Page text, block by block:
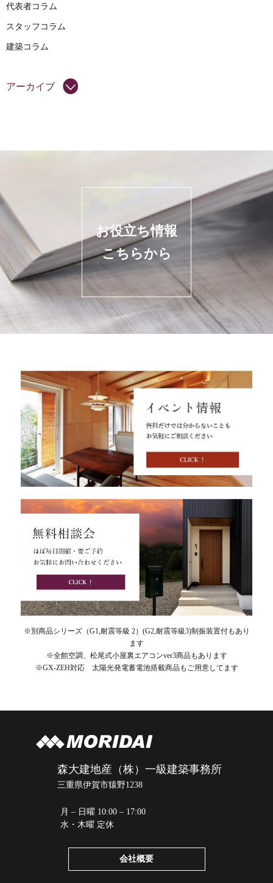
代表者コラム
スタッフコラム
建築コラム
アーカイブ
お役立ち情報
こちらから
※別商品シリーズ（G1,耐震等級 2）(G2,耐震等級3)制振装置付もあり
ます
※全館空調、松尾式小屋裏エアコンver3商品もあります
※GX-ZEH対応 太陽光発電蓄電池搭載商品もご用意してます
森大建地産（株）一級建築事務所
三重県伊賀市猿野1238
月 – 日曜 10:00 – 17:00
水・木曜 定休
会社概要